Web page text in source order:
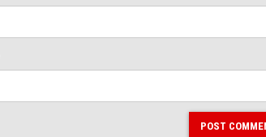
POST